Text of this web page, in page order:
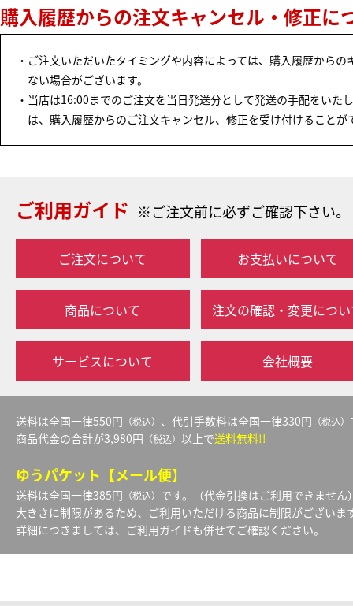
購入履歴からの注文キャンセル・修正に
ご注文いただいたタイミングや内容によっては、購入履歴から
ない場合がございます。
当店は16:00までのご注文を当日発送分として発送の手配をいた
は、購入履歴からのご注文キャンセル、修正を受け付けること
ご利用ガイド ※ご注文前に必ずご確認下さい。
ご注文について お支払いについて
商品について 注文の確認・変更につ
サービスについて 会社概要
送料は全国一律550円 （税込） 、代引手数料は全国一律330円 （税込）
商品代金の合計が3,980円 （税込） 以上で送料無料!!
ゆうパケット【メール便】
送料は全国一律385円 （税込） です。（代金引換はご利用できません
大きさに制限があるため、ご利用いただける商品に制限がございま
詳細につきましては、ご利用ガイドも併せてご確認ください。